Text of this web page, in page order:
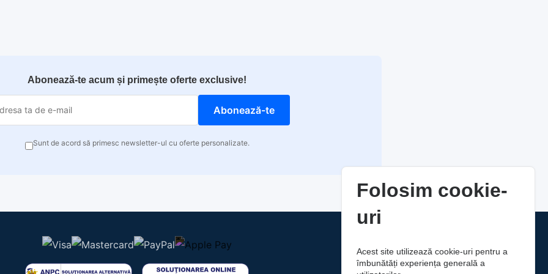
Abonează-te acum și primește oferte exclusive!
Abonează-te
Sunt de acord să primesc newsletter-ul cu oferte personalizate.
Folosim cookie-
uri
Acest site utilizează cookie-uri pentru a
îmbunătăți experiența generală a